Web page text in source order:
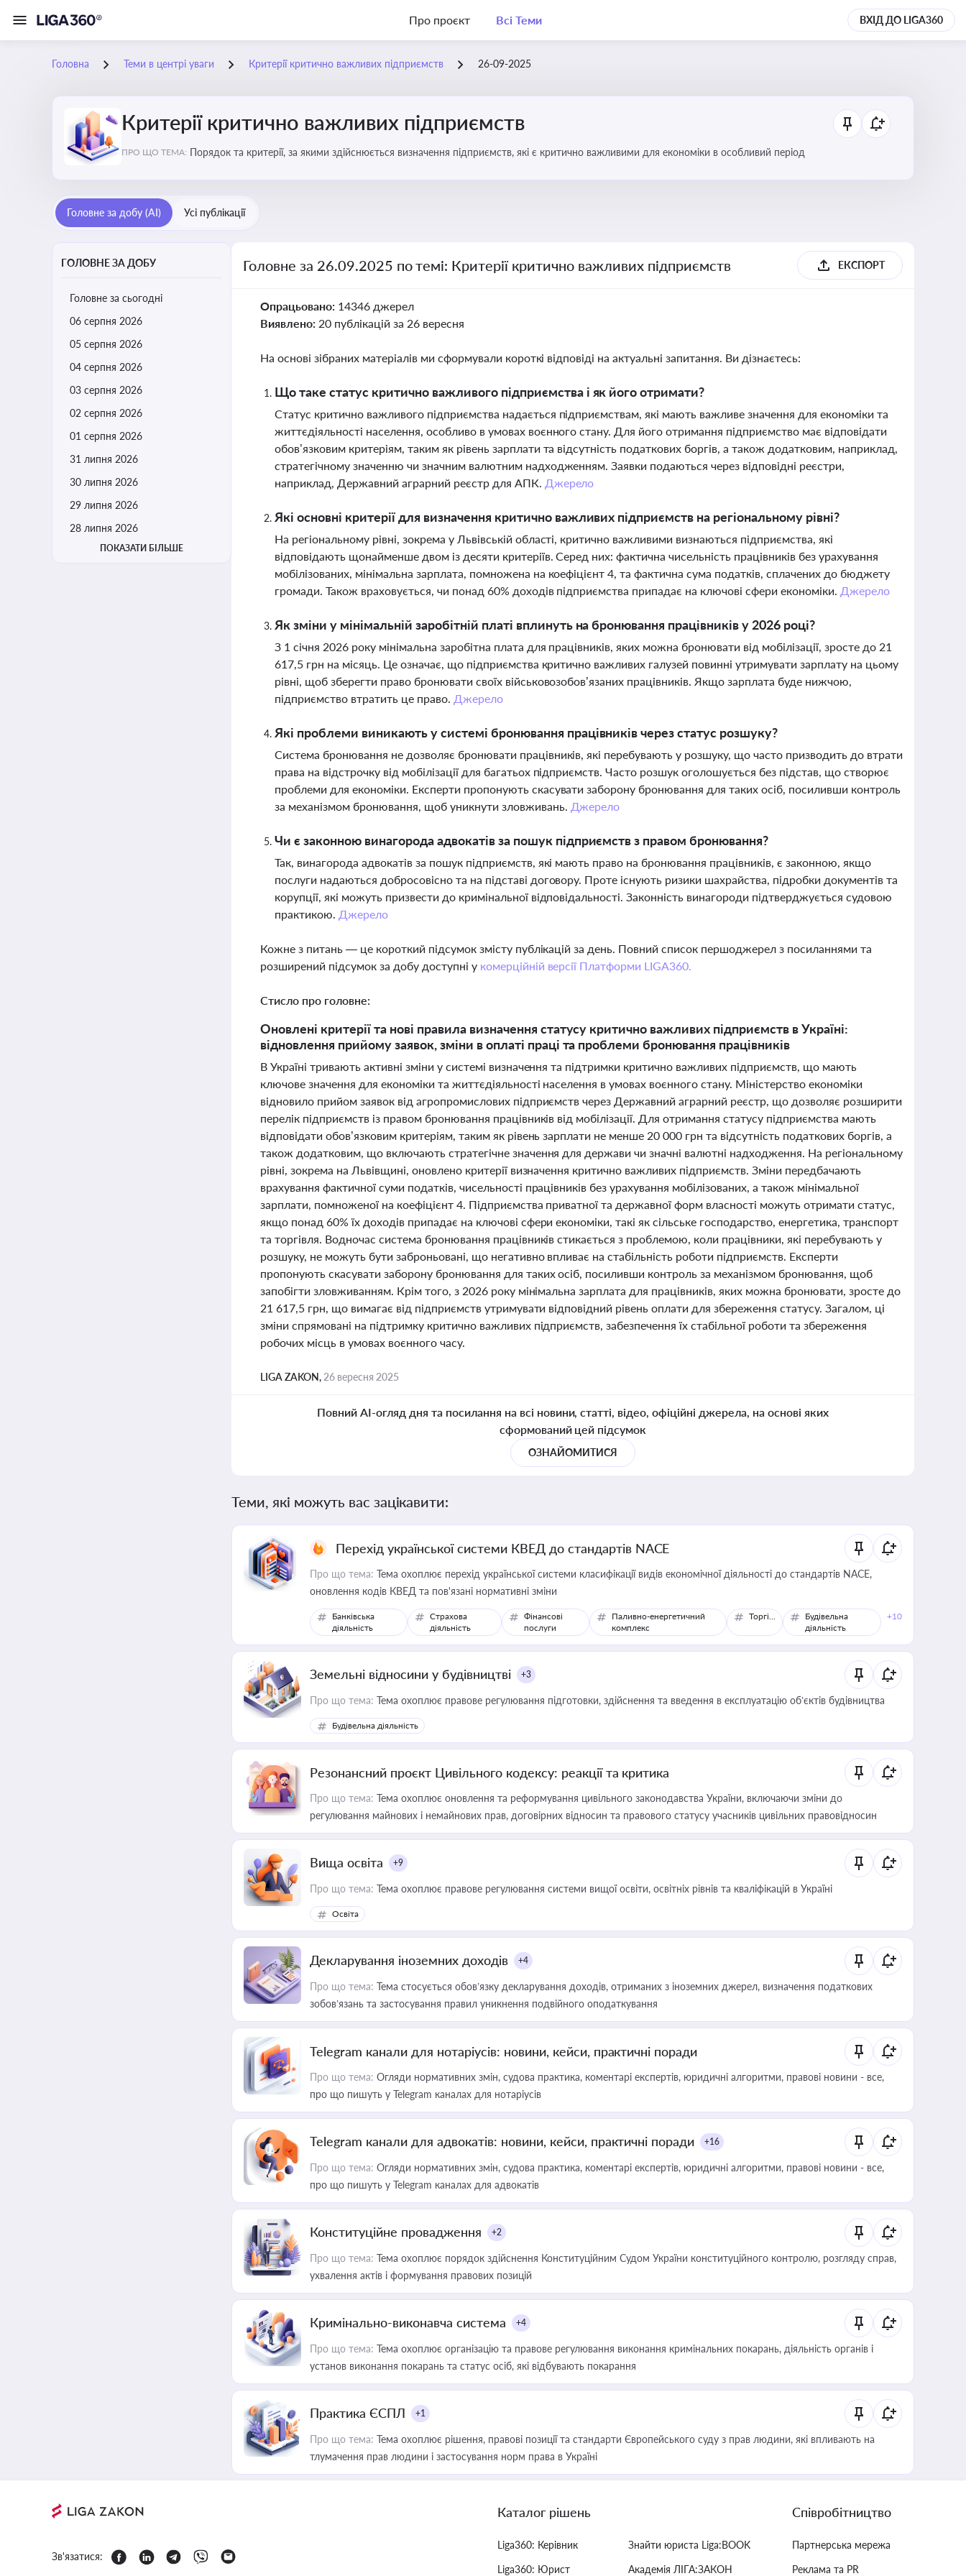
Про проєкт Всі Теми ВХІД ДО LIGA360
Головна Теми в центрі уваги Критерії критично важливих підприємств 26-09-2025
Критерії критично важливих підприємств
ПРО ЩО ТЕМА: Порядок та критерії, за якими здійснюється визначення підприємств, які є критично важливими для економіки в особливий період
Головне за добу (AI) Усі публікації
ГОЛОВНЕ ЗА ДОБУ
Головне за сьогодні
06 серпня 2026
05 серпня 2026
04 серпня 2026
03 серпня 2026
02 серпня 2026
01 серпня 2026
31 липня 2026
30 липня 2026
29 липня 2026
28 липня 2026
ПОКАЗАТИ БІЛЬШЕ
Головне за 26.09.2025 по темі: Критерії критично важливих підприємств ЕКСПОРТ
Опрацьовано: 14346 джерел
Виявлено: 20 публікацій за 26 вересня
На основі зібраних матеріалів ми сформували короткі відповіді на актуальні запитання. Ви дізнаєтесь:
Що таке статус критично важливого підприємства і як його отримати?
Статус критично важливого підприємства надається підприємствам, які мають важливе значення для економіки та
життєдіяльності населення, особливо в умовах воєнного стану. Для його отримання підприємство має відповідати
обов’язковим критеріям, таким як рівень зарплати та відсутність податкових боргів, а також додатковим, наприклад,
стратегічному значенню чи значним валютним надходженням. Заявки подаються через відповідні реєстри,
наприклад, Державний аграрний реєстр для АПК. Джерело
Які основні критерії для визначення критично важливих підприємств на регіональному рівні?
На регіональному рівні, зокрема у Львівській області, критично важливими визнаються підприємства, які
відповідають щонайменше двом із десяти критеріїв. Серед них: фактична чисельність працівників без урахування
мобілізованих, мінімальна зарплата, помножена на коефіцієнт 4, та фактична сума податків, сплачених до бюджету
громади. Також враховується, чи понад 60% доходів підприємства припадає на ключові сфери економіки. Джерело
Як зміни у мінімальній заробітній платі вплинуть на бронювання працівників у 2026 році?
З 1 січня 2026 року мінімальна заробітна плата для працівників, яких можна бронювати від мобілізації, зросте до 21
617,5 грн на місяць. Це означає, що підприємства критично важливих галузей повинні утримувати зарплату на цьому
рівні, щоб зберегти право бронювати своїх військовозобов’язаних працівників. Якщо зарплата буде нижчою,
підприємство втратить це право. Джерело
Які проблеми виникають у системі бронювання працівників через статус розшуку?
Система бронювання не дозволяє бронювати працівників, які перебувають у розшуку, що часто призводить до втрати
права на відстрочку від мобілізації для багатьох підприємств. Часто розшук оголошується без підстав, що створює
проблеми для економіки. Експерти пропонують скасувати заборону бронювання для таких осіб, посиливши контроль
за механізмом бронювання, щоб уникнути зловживань. Джерело
Чи є законною винагорода адвокатів за пошук підприємств з правом бронювання?
Так, винагорода адвокатів за пошук підприємств, які мають право на бронювання працівників, є законною, якщо
послуги надаються добросовісно та на підставі договору. Проте існують ризики шахрайства, підробки документів та
корупції, які можуть призвести до кримінальної відповідальності. Законність винагороди підтверджується судовою
практикою. Джерело
Кожне з питань — це короткий підсумок змісту публікацій за день. Повний список першоджерел з посиланнями та
розширений підсумок за добу доступні у комерційній версії Платформи LIGA360.
Стисло про головне:
Оновлені критерії та нові правила визначення статусу критично важливих підприємств в Україні:
відновлення прийому заявок, зміни в оплаті праці та проблеми бронювання працівників
В Україні тривають активні зміни у системі визначення та підтримки критично важливих підприємств, що мають
ключове значення для економіки та життєдіяльності населення в умовах воєнного стану. Міністерство економіки
відновило прийом заявок від агропромислових підприємств через Державний аграрний реєстр, що дозволяє розширити
перелік підприємств із правом бронювання працівників від мобілізації. Для отримання статусу підприємства мають
відповідати обов’язковим критеріям, таким як рівень зарплати не менше 20 000 грн та відсутність податкових боргів, а
також додатковим, що включають стратегічне значення для держави чи значні валютні надходження. На регіональному
рівні, зокрема на Львівщині, оновлено критерії визначення критично важливих підприємств. Зміни передбачають
врахування фактичної суми податків, чисельності працівників без урахування мобілізованих, а також мінімальної
зарплати, помноженої на коефіцієнт 4. Підприємства приватної та державної форм власності можуть отримати статус,
якщо понад 60% їх доходів припадає на ключові сфери економіки, такі як сільське господарство, енергетика, транспорт
та торгівля. Водночас система бронювання працівників стикається з проблемою, коли працівники, які перебувають у
розшуку, не можуть бути заброньовані, що негативно впливає на стабільність роботи підприємств. Експерти
пропонують скасувати заборону бронювання для таких осіб, посиливши контроль за механізмом бронювання, щоб
запобігти зловживанням. Крім того, з 2026 року мінімальна зарплата для працівників, яких можна бронювати, зросте до
21 617,5 грн, що вимагає від підприємств утримувати відповідний рівень оплати для збереження статусу. Загалом, ці
зміни спрямовані на підтримку критично важливих підприємств, забезпечення їх стабільної роботи та збереження
робочих місць в умовах воєнного часу.
LIGA ZAKON, 26 вересня 2025
Повний AI-огляд дня та посилання на всі новини, статті, відео, офіційні джерела, на основі яких
сформований цей підсумок
ОЗНАЙОМИТИСЯ
Теми, які можуть вас зацікавити:
Перехід української системи КВЕД до стандартів NACE
Про що тема: Тема охоплює перехід української системи класифікації видів економічної діяльності до стандартів NACE,
оновлення кодів КВЕД та пов'язані нормативні зміни
Банківська
діяльність
Страхова
діяльність
Фінансові
послуги
Паливно-енергетичний
комплекс
Торгівля
Будівельна
діяльність
+10
Земельні відносини у будівництві +3
Про що тема: Тема охоплює правове регулювання підготовки, здійснення та введення в експлуатацію об’єктів будівництва
Будівельна діяльність
Резонансний проєкт Цивільного кодексу: реакції та критика
Про що тема: Тема охоплює оновлення та реформування цивільного законодавства України, включаючи зміни до
регулювання майнових і немайнових прав, договірних відносин та правового статусу учасників цивільних правовідносин
Вища освіта +9
Про що тема: Тема охоплює правове регулювання системи вищої освіти, освітніх рівнів та кваліфікацій в Україні
Освіта
Декларування іноземних доходів +4
Про що тема: Тема стосується обов’язку декларування доходів, отриманих з іноземних джерел, визначення податкових
зобов’язань та застосування правил уникнення подвійного оподаткування
Telegram канали для нотаріусів: новини, кейси, практичні поради
Про що тема: Огляди нормативних змін, судова практика, коментарі експертів, юридичні алгоритми, правові новини - все,
про що пишуть у Telegram каналах для нотаріусів
Telegram канали для адвокатів: новини, кейси, практичні поради +16
Про що тема: Огляди нормативних змін, судова практика, коментарі експертів, юридичні алгоритми, правові новини - все,
про що пишуть у Telegram каналах для адвокатів
Конституційне провадження +2
Про що тема: Тема охоплює порядок здійснення Конституційним Судом України конституційного контролю, розгляду справ,
ухвалення актів і формування правових позицій
Кримінально-виконавча система +4
Про що тема: Тема охоплює організацію та правове регулювання виконання кримінальних покарань, діяльність органів і
установ виконання покарань та статус осіб, які відбувають покарання
Практика ЄСПЛ +1
Про що тема: Тема охоплює рішення, правові позиції та стандарти Європейського суду з прав людини, які впливають на
тлумачення прав людини і застосування норм права в Україні
Зв'язатися:
Каталог рішень
Liga360: Керівник
Liga360: Юрист
Знайти юриста Liga:BOOK
Академія ЛІГА:ЗАКОН
Співробітництво
Партнерська мережа
Реклама та PR